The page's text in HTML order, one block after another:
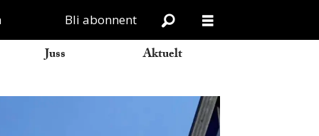
Bli abonnent
Juss Aktuelt